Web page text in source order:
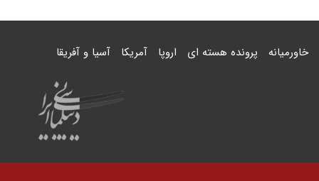
خاورمیانه پرونده هسته ای اروپا آمریکا آسیا و آفریقا